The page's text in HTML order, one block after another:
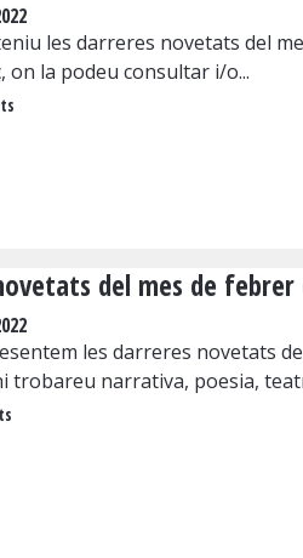
les darreres novetats del
on la podeu consultar i/o...
del mes de
les darreres novetats
trobareu narrativa, poesia,